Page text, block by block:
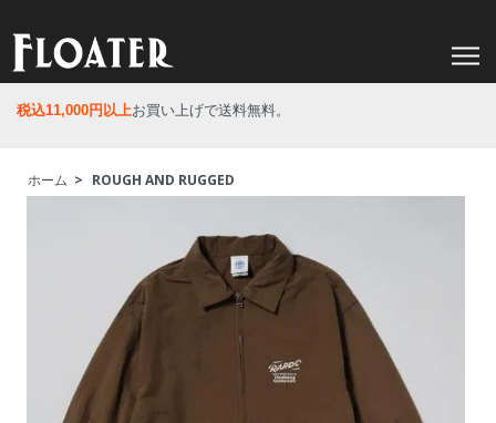
税込11,000円以上お買い上げで送料無料。
ホーム > ROUGH AND RUGGED